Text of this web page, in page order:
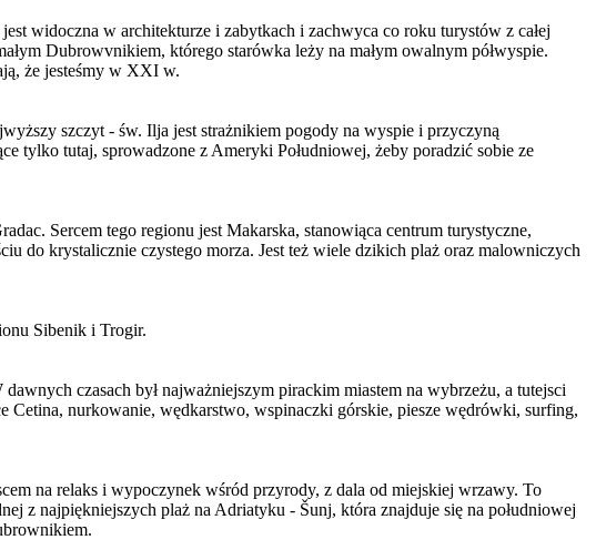
widoczna w architekturze i zabytkach i zachwyca co roku turystów z całej
Dubrowvnikiem, którego starówka leży na małym owalnym półwyspie.
że jesteśmy w XXI w.
szczyt - św. Ilja jest strażnikiem pogody na wyspie i przyczyną
tylko tutaj, sprowadzone z Ameryki Południowej, żeby poradzić sobie ze
Sercem tego regionu jest Makarska, stanowiąca centrum turystyczne,
do krystalicznie czystego morza. Jest też wiele dzikich plaż oraz malowniczych
Sibenik i Trogir.
czasach był najważniejszym pirackim miastem na wybrzeżu, a tutejsci
nurkowanie, wędkarstwo, wspinaczki górskie, piesze wędrówki, surfing,
na relaks i wypoczynek wśród przyrody, z dala od miejskiej wrzawy. To
z najpiękniejszych plaż na Adriatyku - Šunj, która znajduje się na południowej